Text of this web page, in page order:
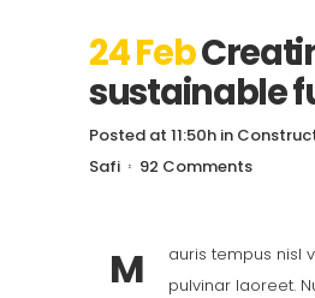
24 Feb
sustainable
Posted at 11:50h in
Safi
92 Comments
M
auris tempus nisl
pulvinar laoreet.